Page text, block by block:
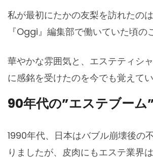
私が最初にたかの友梨を訪れたの
『Oggi』編集部で働いていた頃の
華やかな雰囲気と、エステティシ
に感銘を受けたのを今でも覚えてい
90年代の”エステブーム
1990年代、日本はバブル崩壊後の
りましたが、皮肉にもエステ業界